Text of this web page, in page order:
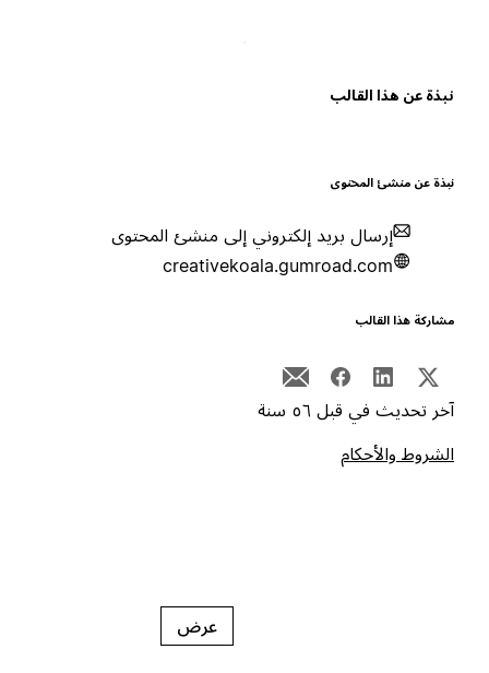
عن هذا القالب
عن منشئ المحتوى
إرسال بريد إلكتروني إلى منشئ المحتوى
creativekoala.gumroad.com
هذا القالب
تحديث في قبل ٥٦ سنة
والأحكام
عرض